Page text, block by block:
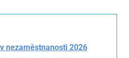
nezaměstnanosti 2026